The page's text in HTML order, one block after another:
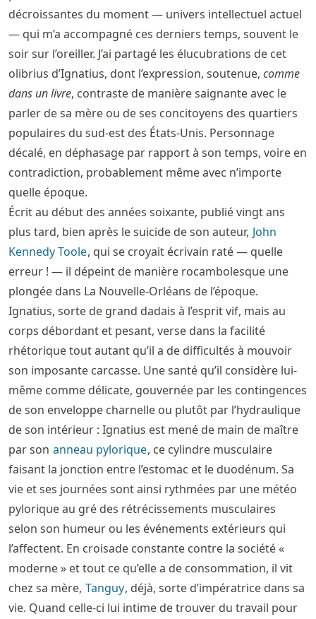
décroissantes du moment — univers intellectuel actuel
— qui m’a accompagné ces derniers temps, souvent le
soir sur l’oreiller. J’ai partagé les élucubrations de cet
olibrius d’Ignatius, dont l’expression, soutenue, comme
dans un livre, contraste de manière saignante avec le
parler de sa mère ou de ses concitoyens des quartiers
populaires du sud-est des États-Unis. Personnage
décalé, en déphasage par rapport à son temps, voire en
contradiction, probablement même avec n’importe
quelle époque.
Écrit au début des années soixante, publié vingt ans
plus tard, bien après le suicide de son auteur, John
Kennedy Toole, qui se croyait écrivain raté — quelle
erreur ! — il dépeint de manière rocambolesque une
plongée dans La Nouvelle-Orléans de l’époque.
Ignatius, sorte de grand dadais à l’esprit vif, mais au
corps débordant et pesant, verse dans la facilité
rhétorique tout autant qu’il a de difficultés à mouvoir
son imposante carcasse. Une santé qu’il considère lui-
même comme délicate, gouvernée par les contingences
de son enveloppe charnelle ou plutôt par l’hydraulique
de son intérieur : Ignatius est mené de main de maître
par son anneau pylorique, ce cylindre musculaire
faisant la jonction entre l’estomac et le duodénum. Sa
vie et ses journées sont ainsi rythmées par une météo
pylorique au gré des rétrécissements musculaires
selon son humeur ou les événements extérieurs qui
l’affectent. En croisade constante contre la société «
moderne » et tout ce qu’elle a de consommation, il vit
chez sa mère, Tanguy, déjà, sorte d’impératrice dans sa
vie. Quand celle-ci lui intime de trouver du travail pour